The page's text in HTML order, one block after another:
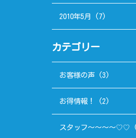
2010年5月 (7)
カテゴリー
お客様の声(3)
お得情報！ (2)
スタッフ～～～～♡♡